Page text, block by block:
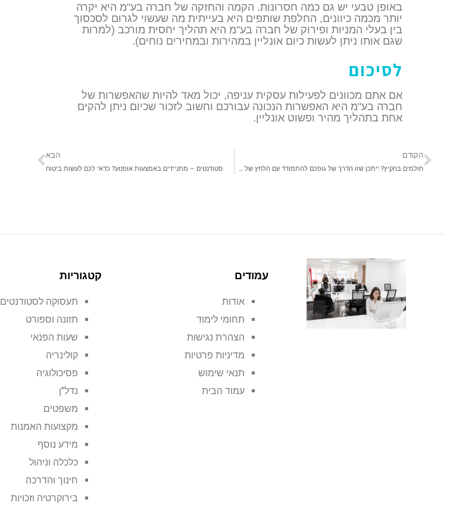
באופן טבעי יש גם כמה חסרונות. הקמה והחזקה של חברה בע"מ היא יקרה
יותר מכמה כיוונים, החלפת שותפים היא בעייתית מה שעשוי לגרום לסכסוך
בין בעלי המניות ופירוק של חברה בע"מ היא תהליך יחסית מורכב (למרות
שגם אותו ניתן לעשות כיום אונליין במהירות ובמחירים נוחים).
לסיכום
אם אתם מכוונים לפעילות עסקית עניפה, יכול מאד להיות שהאפשרות של
חברה בע"מ היא האפשרות הנכונה עבורכם וחשוב לזכור שכיום ניתן להקים
אחת בתהליך מהיר ופשוט אונליין.
הקודם הבא
סטודנטים – מתניידים באמצעות אופנוע? כדאי לכם לעשות ביטוח
עמודים
אודות
תחומי לימוד
הצהרת נגישות
מדיניות פרטיות
תנאי שימוש
עמוד הבית
קטגוריות
תעסוקה לסטודנטים
תזונה וספורט
שעות הפנאי
קולינריה
פסיכולוגיה
נדל"ן
משפטים
מקצועות האמנות
מידע נוסף
כלכלה וניהול
חינוך והדרכה
בירוקרטיה וזכויות